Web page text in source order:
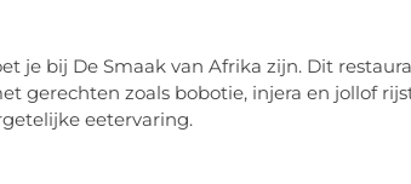
je bij De Smaak van Afrika zijn. Dit
gerechten zoals bobotie, injera en jollof
eetervaring.